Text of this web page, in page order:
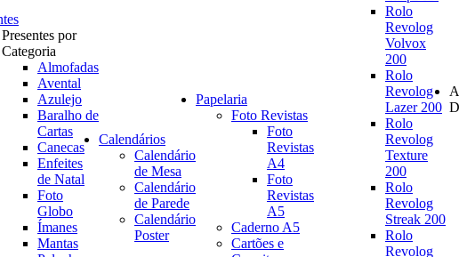
Presentes por
Categoria
Almofadas
Avental
Azulejo
Baralho de
Cartas
Canecas
Enfeites
de Natal
Foto
Globo
Ímanes
Mantas
Calendários
Calendário
de Mesa
Calendário
de Parede
Calendário
Poster
Papelaria
Foto Revistas
Foto
Revistas
A4
Foto
Revistas
A5
Caderno A5
Cartões e
Rolo
Revolog
Volvox
200
Rolo
Revolog
Lazer 200
Rolo
Revolog
Texture
200
Rolo
Revolog
Streak 200
Rolo
Revolog
A